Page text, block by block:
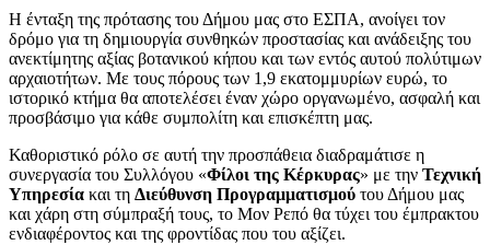
Η ένταξη της πρότασης του Δήμου μας στο ΕΣΠΑ, ανοίγει τον
δρόμο για τη δημιουργία συνθηκών προστασίας και ανάδειξης του
ανεκτίμητης αξίας βοτανικού κήπου και των εντός αυτού πολύτιμων
αρχαιοτήτων. Με τους πόρους των 1,9 εκατομμυρίων ευρώ, το
ιστορικό κτήμα θα αποτελέσει έναν χώρο οργανωμένο, ασφαλή και
προσβάσιμο για κάθε συμπολίτη και επισκέπτη μας.
Καθοριστικό ρόλο σε αυτή την προσπάθεια διαδραμάτισε η
συνεργασία του Συλλόγου «Φίλοι της Κέρκυρας» με την Τεχνική
Υπηρεσία και τη Διεύθυνση Προγραμματισμού του Δήμου μας
και χάρη στη σύμπραξή τους, το Μον Ρεπό θα τύχει του έμπρακτου
ενδιαφέροντος και της φροντίδας που του αξίζει.